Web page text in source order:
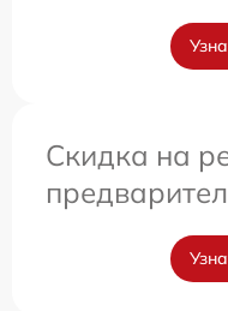
Скидка на